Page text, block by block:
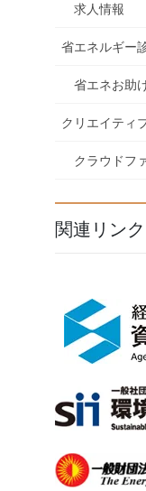
求人情報
省エネルギー
省エネお助
クリエイティ
クラウドフ
関連リンク